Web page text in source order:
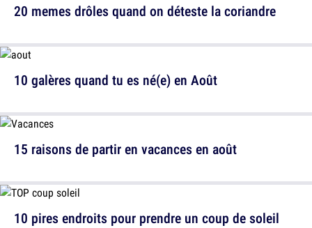
10 galères quand tu es né(e) en Août
10 pires endroits pour prendre un coup de soleil
20 memes drôles quand on déteste la coriandre
15 raisons de partir en vacances en août